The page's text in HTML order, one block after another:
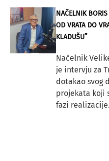
NAČELNIK BORIS
OD VRATA DO
KLADUŠU”
Načelnik
je intervju za
dotakao svog
projekata koji
fazi